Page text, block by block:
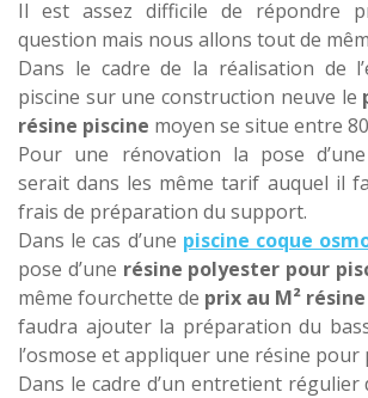
Il est assez difficile de répondre
question mais nous allons tout de
Dans le cadre de la réalisation de
piscine sur une construction neuve le
résine piscine moyen se situe entre
Pour une rénovation la pose d’une
serait dans les même tarif auquel il
frais de préparation du support.
Dans le cas d’une piscine coque
pose d’une résine polyester pour
même fourchette de prix au M²
faudra ajouter la préparation du
l’osmose et appliquer une résine pour
Dans le cadre d’un entretient